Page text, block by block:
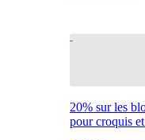
20% sur les
pour croquis